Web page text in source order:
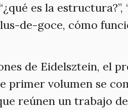
es la
de-goce, cómo
de Eidelsztein, el
primer volumen se
reúnen un trabajo